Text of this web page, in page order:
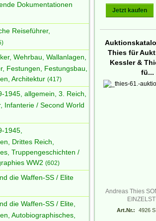
Dokumentationen
Reiseführer,
Wehrbau, Wallanlagen,
Festungen, Festungsbau,
Architektur (417)
1945, allgemein, 3. Reich,
Infanterie / Second World
1945,
Drittes Reich,
Truppengeschichten /
WW2 (602)
die Waffen-SS / Elite
die Waffen-SS / Elite,
Autobiographisches,
Jetzt kaufen
Thies für
Kessler &
fü...
Andreas Thies
Art.Nr.: 4926 S